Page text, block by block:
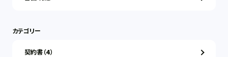
カテゴリー
契約書（4）